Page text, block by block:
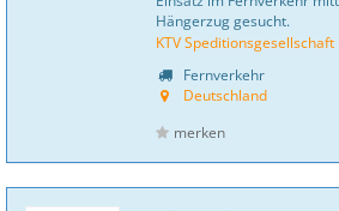
Hängerzug gesucht.
KTV Speditionsgesellschaft
Fernverkehr
Deutschland
merken